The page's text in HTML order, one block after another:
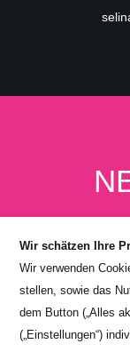
Wir schätzen Ihre
Wir verwenden
stellen, sowie das
dem Button („Alles
(„Einstellungen“)